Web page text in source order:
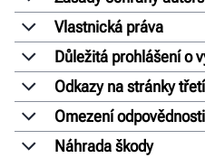
Vlastnická práva
Důležitá prohlášení o
Odkazy na stránky
Omezení odpovědnosti
Náhrada škody